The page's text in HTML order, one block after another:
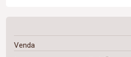
Venda